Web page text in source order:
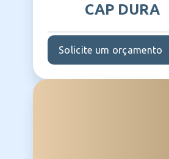
CAP DURA
Solicite um orçamento